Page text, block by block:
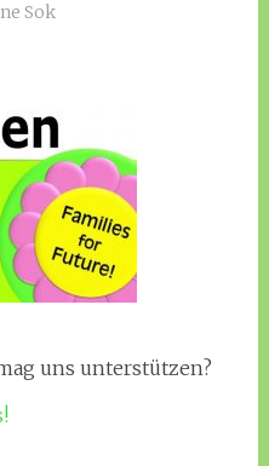
Sok
uns unterstützen?